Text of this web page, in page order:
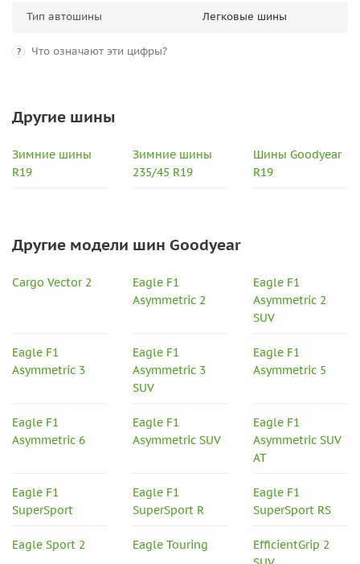
Тип автошины Легковые шины
? Что означают эти цифры?
Другие шины
Зимние шины
R19
Зимние шины
235/45 R19
Шины Goodyear
R19
Другие модели шин Goodyear
Cargo Vector 2
Eagle F1
Asymmetric 2
Eagle F1
Asymmetric 2
SUV
Eagle F1
Asymmetric 3
Eagle F1
Asymmetric 3
SUV
Eagle F1
Asymmetric 5
Eagle F1
Asymmetric 6
Eagle F1
Asymmetric SUV
Eagle F1
Asymmetric SUV
AT
Eagle F1
SuperSport
Eagle F1
SuperSport R
Eagle F1
SuperSport RS
Eagle Sport 2 Eagle Touring
EfficientGrip 2